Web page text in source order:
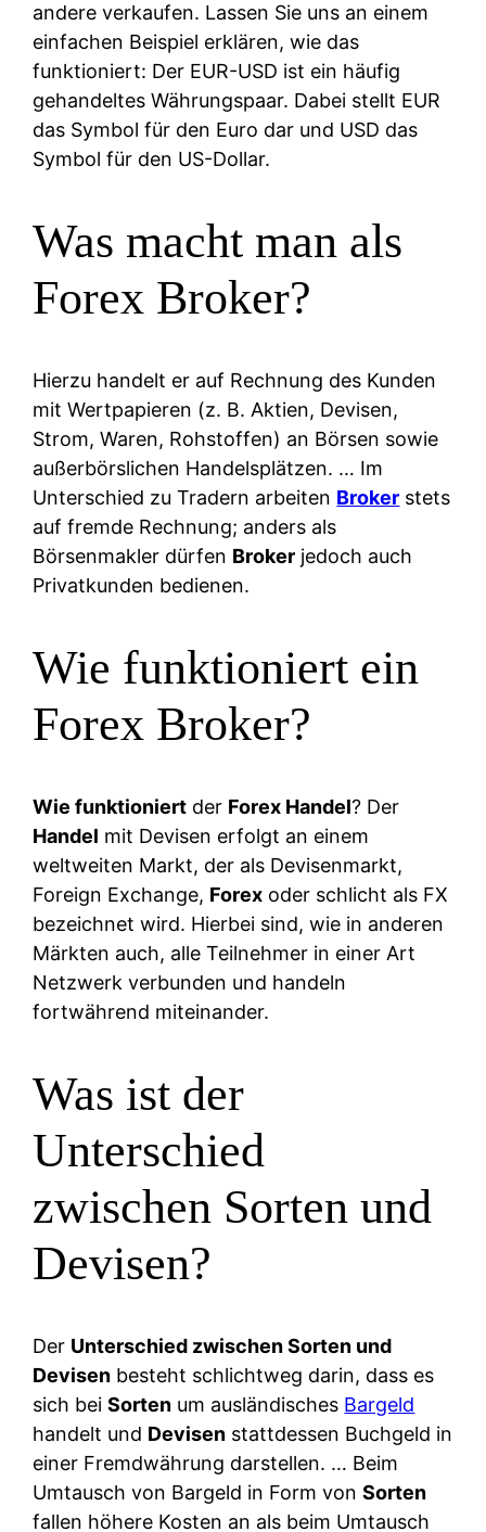
andere verkaufen. Lassen Sie uns an einem
einfachen Beispiel erklären, wie das
funktioniert: Der EUR-USD ist ein häufig
gehandeltes Währungspaar. Dabei stellt EUR
das Symbol für den Euro dar und USD das
Symbol für den US-Dollar.
Was macht man als
Forex Broker?
Hierzu handelt er auf Rechnung des Kunden
mit Wertpapieren (z. B. Aktien, Devisen,
Strom, Waren, Rohstoffen) an Börsen sowie
außerbörslichen Handelsplätzen. … Im
Unterschied zu Tradern arbeiten Broker stets
auf fremde Rechnung; anders als
Börsenmakler dürfen Broker jedoch auch
Privatkunden bedienen.
Wie funktioniert ein
Forex Broker?
Wie funktioniert der Forex Handel? Der
Handel mit Devisen erfolgt an einem
weltweiten Markt, der als Devisenmarkt,
Foreign Exchange, Forex oder schlicht als FX
bezeichnet wird. Hierbei sind, wie in anderen
Märkten auch, alle Teilnehmer in einer Art
Netzwerk verbunden und handeln
fortwährend miteinander.
Was ist der
Unterschied
zwischen Sorten und
Devisen?
Der Unterschied zwischen Sorten und
Devisen besteht schlichtweg darin, dass es
sich beiSorten um ausländisches Bargeld
handelt und Devisen stattdessen Buchgeld in
einer Fremdwährung darstellen. … Beim
Umtausch von Bargeld in Form vonSorten
fallen höhere Kosten an als beim Umtausch